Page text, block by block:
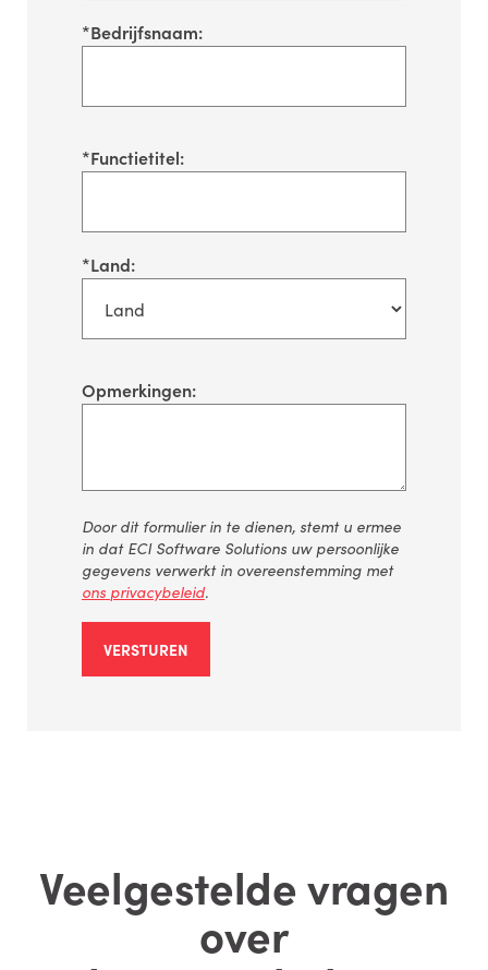
*Bedrijfsnaam:
*Functietitel:
*Land:
Opmerkingen:
Doordit formulierin te dienen, stemtu ermee
in datECI Software Solutions uw persoonlijke
gegevens verwerktin overeenstemmingmet
ons privacybeleid.
VERSTUREN
Veelgestelde vragen
over